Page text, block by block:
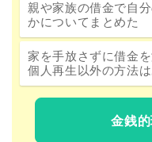
親や家族の借金で自
かについてまとめた
家を手放さずに借金
個人再生以外の方法は
金銭